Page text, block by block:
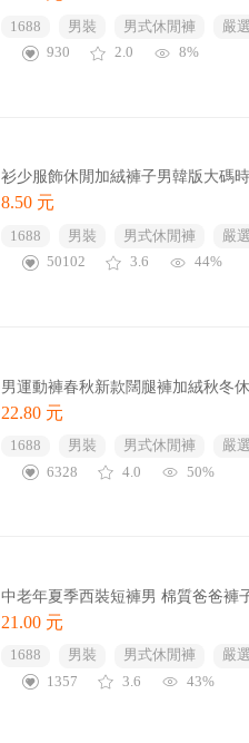
1688 男裝 男式休閒褲
嚴選
930
2.0 8%
衫少服飾休閒加絨褲子男韓版大碼
8.50 元
1688 男裝 男式休閒褲
嚴選
50102
3.6 44%
男運動褲春秋新款闊腿褲加絨秋冬
22.80 元
1688 男裝 男式休閒褲
嚴選
6328
4.0 50%
中老年夏季西裝短褲男 棉質爸爸褲
21.00 元
1688 男裝 男式休閒褲
嚴選
1357
3.6 43%